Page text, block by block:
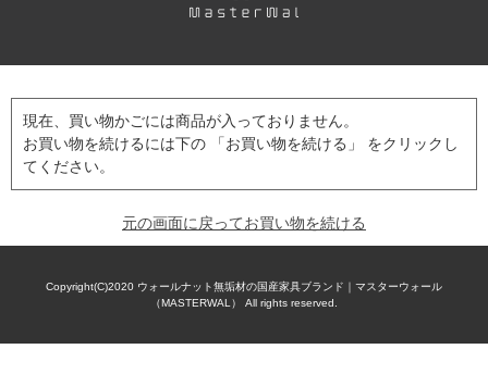
現在、買い物かごには商品が入っておりません。
お買い物を続けるには下の 「お買い物を続ける」 をクリックし
てください。
元の画面に戻ってお買い物を続ける
Copyright(C)2020 ウォールナット無垢材の国産家具ブランド｜マスターウォール
（MASTERWAL） All rights reserved.